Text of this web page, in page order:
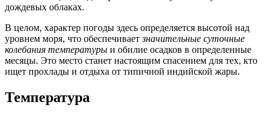
дождевых облаках.
В целом, характер погоды здесь определяется высотой над
уровнем моря, что обеспечиваетзначительные суточные
колебания температуры и обилие осадков в определенные
месяцы. Это место станет настоящим спасением для тех, кто
ищет прохлады и отдыха от типичной индийской жары.
Температура